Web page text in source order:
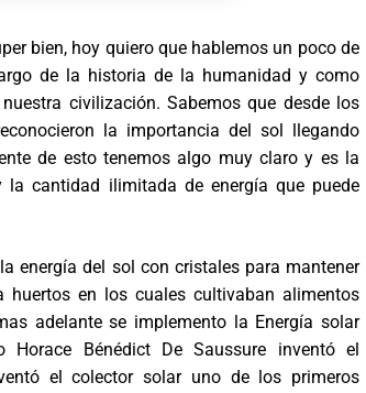
bien, hoy quiero que hablemos un poco de
de la historia de la humanidad y como
civilización. Sabemos que desde los
la importancia del sol llegando
de esto tenemos algo muy claro y es la
cantidad ilimitada de energía que puede
energía del sol con cristales para mantener
huertos en los cuales cultivaban alimentos
adelante se implemento la Energía solar
Bénédict De Saussure inventó el
el colector solar uno de los primeros